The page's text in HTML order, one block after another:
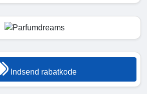
Indsend rabatkode